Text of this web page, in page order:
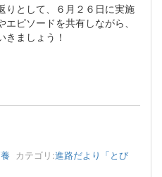
りとして、６月２６日に実施
ピソードを共有しながら、
ましょう！
カテゴリ:進路だより「とび